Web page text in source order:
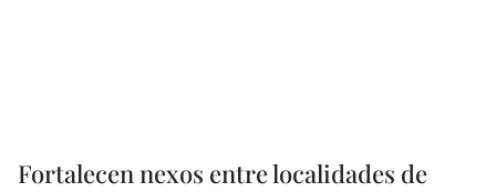
Fortalecen nexos entre localidades de